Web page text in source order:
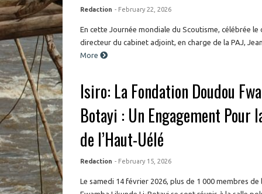
Redaction - February 22, 2026
En cette Journée mondiale du Scoutisme, célébrée le
directeur du cabinet adjoint, en charge de la PAJ, Jean
More
Isiro: La Fondation Doudou
Botayi : Un Engagement Pour
de l’Haut-Uélé
Redaction - February 15, 2026
Le samedi 14 février 2026, plus de 1 000 membres